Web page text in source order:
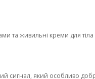
та живильні креми для тіла
сигнал, який особливо